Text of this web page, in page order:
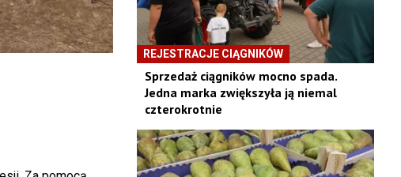
REJESTRACJE CIĄGNIKÓW
Sprzedaż ciągników mocno spada.
Jedna marka zwiększyła ją niemal
czterokrotnie